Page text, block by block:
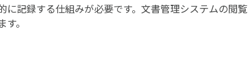
記録する仕組みが必要です。文書管理システムの閲覧
。